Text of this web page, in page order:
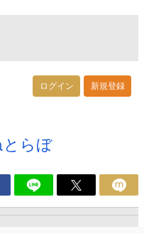
ログイン 新規登録
とらぼ